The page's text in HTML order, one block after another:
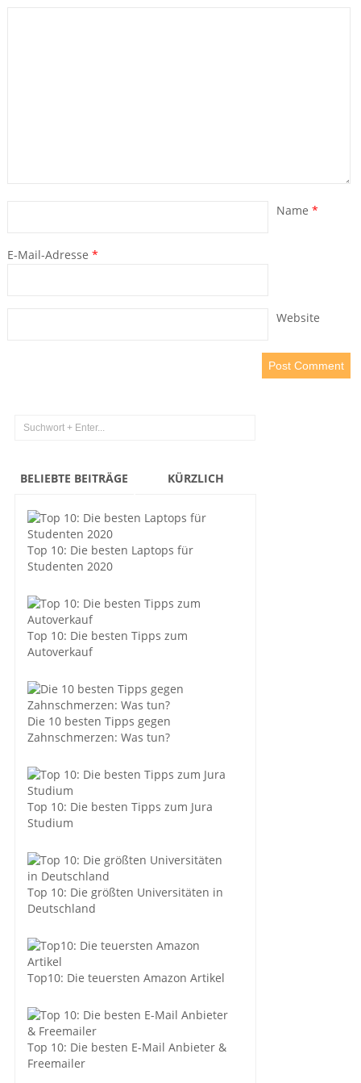
Name *
E-Mail-Adresse *
Website
BELIEBTE BEITRÄGE KÜRZLICH
Top 10: Die besten Laptops für
Studenten 2020
Top 10: Die besten Tipps zum
Autoverkauf
Die 10 besten Tipps gegen
Zahnschmerzen: Was tun?
Top 10: Die besten Tipps zum Jura
Studium
Top 10: Die größten Universitäten in
Deutschland
Top10: Die teuersten Amazon Artikel
Top 10: Die besten E-Mail Anbieter &
Freemailer